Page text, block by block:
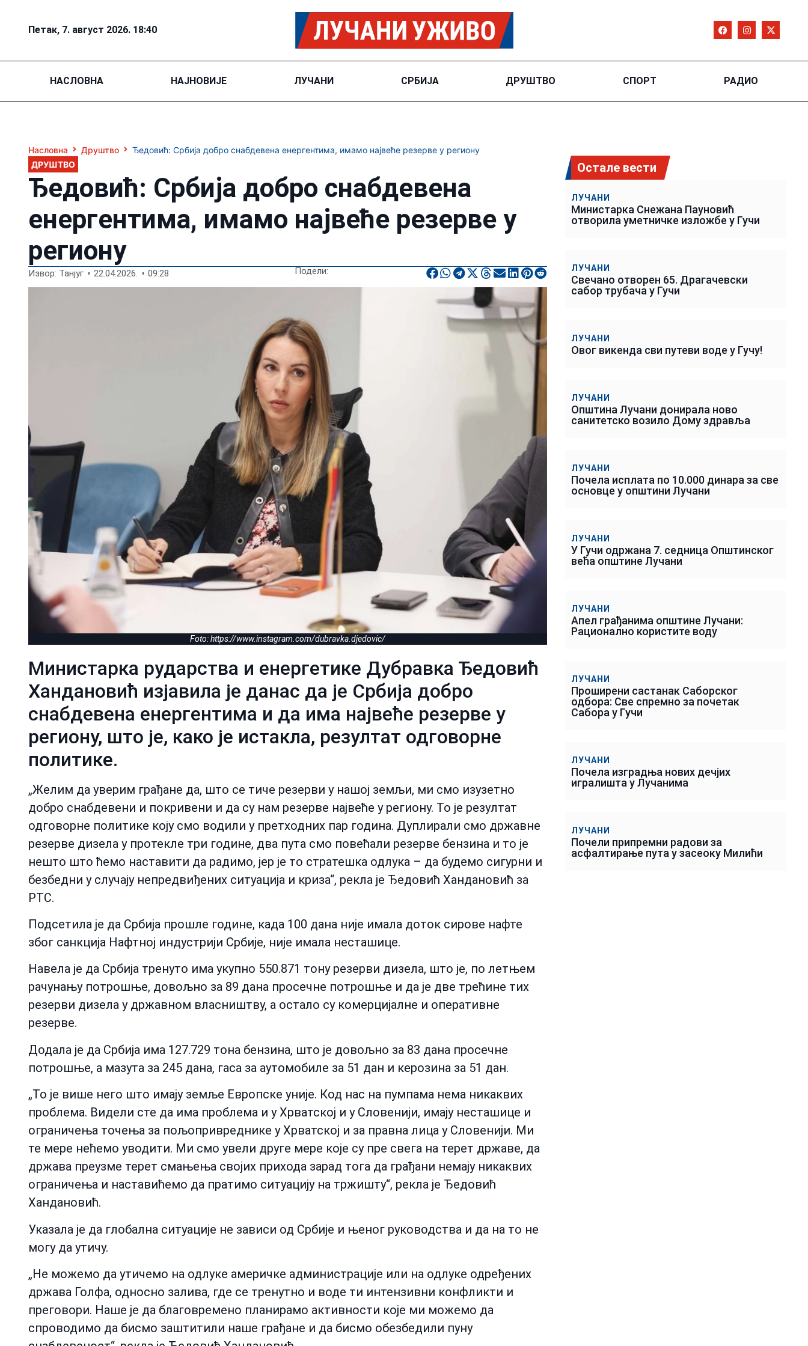
Петак, 7. август 2026. 18:40
НАСЛОВНА НАЈНОВИЈЕ ЛУЧАНИ СРБИЈА ДРУШТВО СПОРТ РАДИО
Насловна Друштво
Ђедовић: Србија добро снабдевена енергентима, имамо највеће резерве у региону
ДРУШТВО
Ђедовић: Србија добро снабдевена
енергентима, имамо највеће резерве у
региону
Извор: Танјуг 22.04.2026. 09:28 Подели:
Foto: https://www.instagram.com/dubravka.djedovic/
Министарка рударства и енергетике Дубравка Ђедовић
Хандановић изјавила је данас да је Србија добро
снабдевена енергентима и да има највеће резерве у
региону, што је, како је истакла, резултат одговорне
политике.
„Желим да уверим грађане да, што се тиче резерви у нашој земљи, ми смо изузетно
добро снабдевени и покривени и да су нам резерве највеће у региону. То је резултат
одговорне политике коју смо водили у претходних пар година. Дуплирали смо државне
резерве дизела у протекле три године, два пута смо повећали резерве бензина и то је
нешто што ћемо наставити да радимо, јер је то стратешка одлука – да будемо сигурни и
безбедни у случају непредвиђених ситуација и криза“, рекла је Ђедовић Хандановић за
РТС.
Подсетила је да Србија прошле године, када 100 дана није имала доток сирове нафте
због санкција Нафтној индустрији Србије, није имала несташице.
Навела је да Србија тренуто има укупно 550.871 тону резерви дизела, што је, по летњем
рачунању потрошње, довољно за 89 дана просечне потрошње и да је две трећине тих
резерви дизела у државном власништву, а остало су комерцијалне и оперативне
резерве.
Додала је да Србија има 127.729 тона бензина, што је довољно за 83 дана просечне
потрошње, а мазута за 245 дана, гаса за аутомобиле за 51 дан и керозина за 51 дан.
„То је више него што имају земље Европске уније. Код нас на пумпама нема никаквих
проблема. Видели сте да има проблема и у Хрватској и у Словенији, имају несташице и
ограничења точења за пољопривреднике у Хрватској и за правна лица у Словенији. Ми
те мере нећемо уводити. Ми смо увели друге мере које су пре свега на терет државе, да
држава преузме терет смањења својих прихода зарад тога да грађани немају никаквих
ограничења и наставићемо да пратимо ситуацију на тржишту“, рекла је Ђедовић
Хандановић.
Указала је да глобална ситуације не зависи од Србије и њеног руководства и да на то не
могу да утичу.
„Не можемо да утичемо на одлуке америчке администрације или на одлуке одређених
држава Голфа, односно залива, где се тренутно и воде ти интензивни конфликти и
преговори. Наше је да благовремено планирамо активности које ми можемо да
спроводимо да бисмо заштитили наше грађане и да бисмо обезбедили пуну
Остале вести
ЛУЧАНИ
Министарка Снежана Пауновић
отворила уметничке изложбе у Гучи
ЛУЧАНИ
Свечано отворен 65. Драгачевски
сабор трубача у Гучи
ЛУЧАНИ
Овог викенда сви путеви воде у Гучу!
ЛУЧАНИ
Општина Лучани донирала ново
санитетско возило Дому здравља
ЛУЧАНИ
Почела исплата по 10.000 динара за све
основце у општини Лучани
ЛУЧАНИ
У Гучи одржана 7. седница Општинског
већа општине Лучани
ЛУЧАНИ
Апел грађанима општине Лучани:
Рационално користите воду
ЛУЧАНИ
Проширени састанак Саборског
одбора: Све спремно за почетак
Сабора у Гучи
ЛУЧАНИ
Почела изградња нових дечјих
игралишта у Лучанима
ЛУЧАНИ
Почели припремни радови за
асфалтирање пута у засеоку Милићи